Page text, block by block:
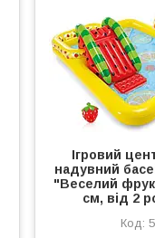
Ігровий
надувний
"Веселий
см, від 2